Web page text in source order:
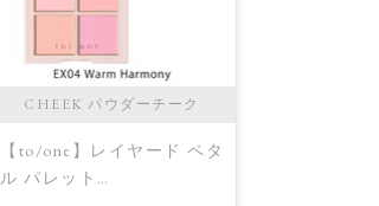
CHEEK パウダーチーク
【to/one】レイヤード ペタ
ル パレット